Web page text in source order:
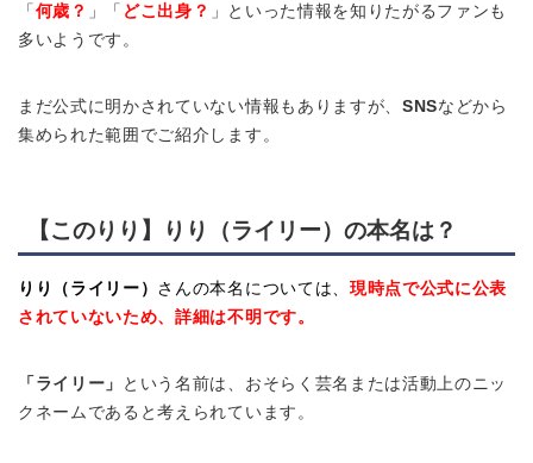
「 何歳？ 」 「 どこ出身？ 」といった情報を知りたがるファンも
多いようです。
まだ公式に明かされていない情報もありますが、 SNSなどから
集められた範囲でご紹介します。
【このりり】りり（ライリー）の本名は？
りり（ライリー） さんの本名については、 現時点で公式に公表
されていないため、詳細は不明です。
「ライリー」
という名前は、おそらく芸名または活動上のニッ
クネームであると考えられています。